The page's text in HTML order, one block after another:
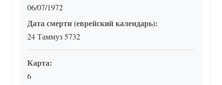
06/07/1972
Дата смерти (еврейский календарь):
24 Таммуз 5732
Карта:
6